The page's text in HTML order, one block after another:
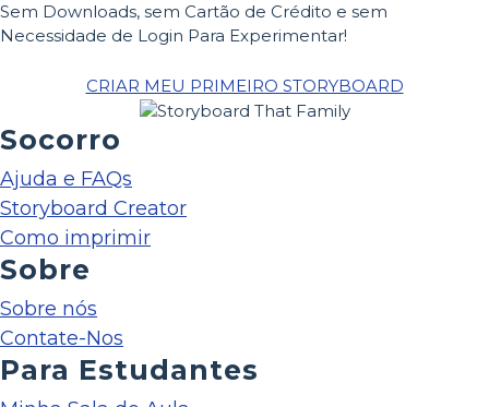
Sem Downloads, sem Cartão de Crédito e sem
Necessidade de Login Para Experimentar!
CRIAR MEU PRIMEIRO STORYBOARD
Socorro
Ajuda e FAQs
Storyboard Creator
Como imprimir
Sobre
Sobre nós
Contate-Nos
Para Estudantes